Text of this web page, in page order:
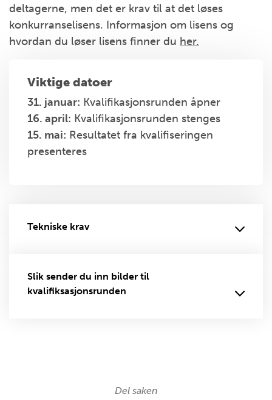
deltagerne, men det er krav til at det løses
konkurranselisens. Informasjon om lisens og
hvordan du løser lisens finner du her.
Viktige datoer
31. januar: Kvalifikasjonsrunden åpner
16. april: Kvalifikasjonsrunden stenges
15. mai: Resultatet fra kvalifiseringen
presenteres
Tekniske krav
Slik sender du inn bilder til
kvalifiksasjonsrunden
Del saken